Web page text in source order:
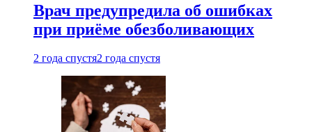
Врач предупредила об ошибках
при приëме обезболивающих
2 года спустя2 года спустя